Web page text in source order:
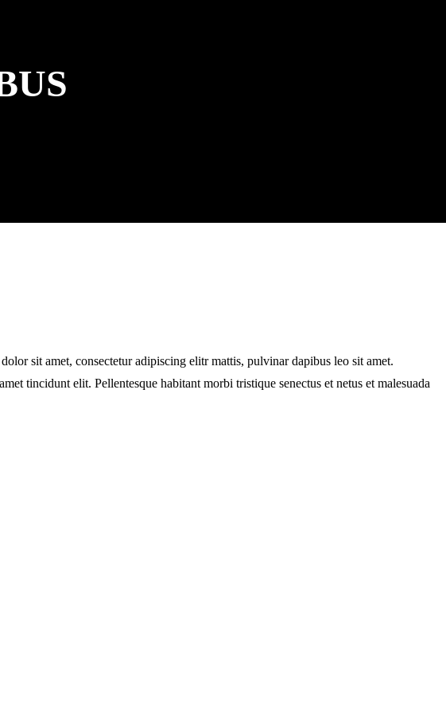
sit amet, consectetur adipiscing elitr mattis, pulvinar dapibus leo sit amet.
tincidunt elit. Pellentesque habitant morbi tristique senectus et netus et malesuada